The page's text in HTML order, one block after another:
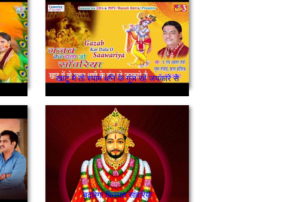
खाटू में तो श्याम धनि के गूंज रहे जयकारे से
बदलेगा किस्मत सांवरिया